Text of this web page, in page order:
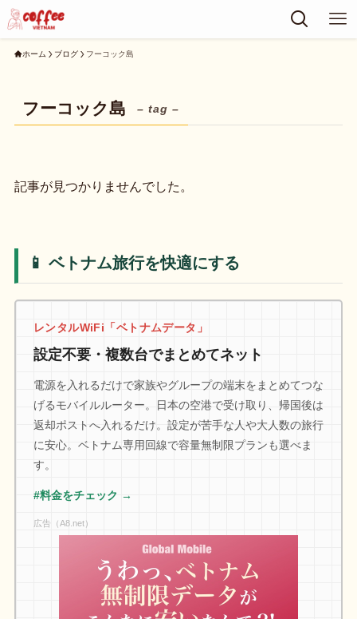
ホーム ブログ フーコック島
フーコック島 – tag –
記事が見つかりませんでした。
📱 ベトナム旅行を快適にする
レンタルWiFi「ベトナムデータ」
設定不要・複数台でまとめてネット
電源を入れるだけで家族やグループの端末をまとめてつな
げるモバイルルーター。日本の空港で受け取り、帰国後は
返却ポストへ入れるだけ。設定が苦手な人や大人数の旅行
に安心。ベトナム専用回線で容量無制限プランも選べま
す。
#料金をチェック →
広告（A8.net）